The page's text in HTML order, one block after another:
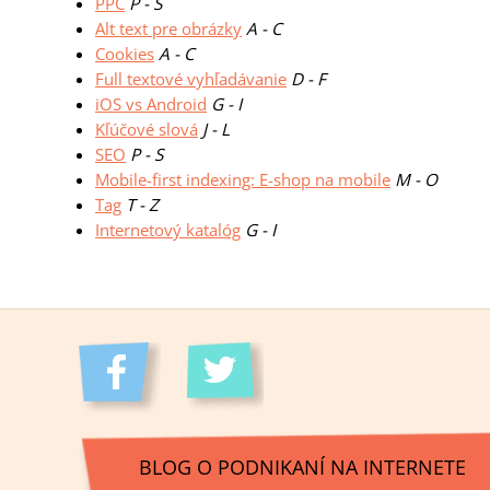
Alt text pre obrázkyA - C
CookiesA - C
Full textové vyhľadávanie D - F
iOS vs Android G - I
Kľúčové slová J - L
SEO P - S
Mobile-first indexing: E-shop na mobile M - O
Tag T - Z
Internetový katalóg G - I
BLOG O PODNIKANÍ NA INTERNETE